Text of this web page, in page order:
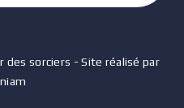
des sorciers - Site réalisé par